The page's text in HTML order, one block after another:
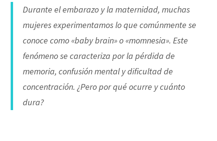
Durante el embarazo y la maternidad, muchas
mujeres experimentamos lo que comúnmente se
conoce como «baby brain» o «momnesia». Este
fenómeno se caracteriza por la pérdida de
memoria, confusión mental y dificultad de
concentración. ¿Pero por qué ocurre y cuánto
dura?